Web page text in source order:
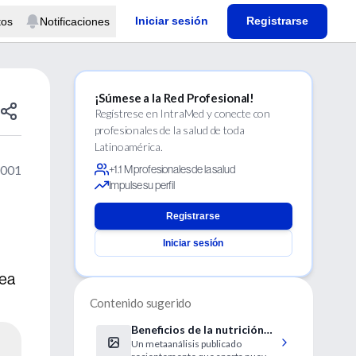
Notificaciones Iniciar sesión Registrarse
¡Súmese a la Red Profesional!
Regístrese en IntraMed y conecte con
profesionales de la salud de toda
Latinoamérica.
+1.1 M profesionales de la salud
Impulse su perfil
Registrarse
Iniciar sesión
Contenido sugerido
Beneficios de la nutrición
parenteral total en
Un metaanálisis publicado